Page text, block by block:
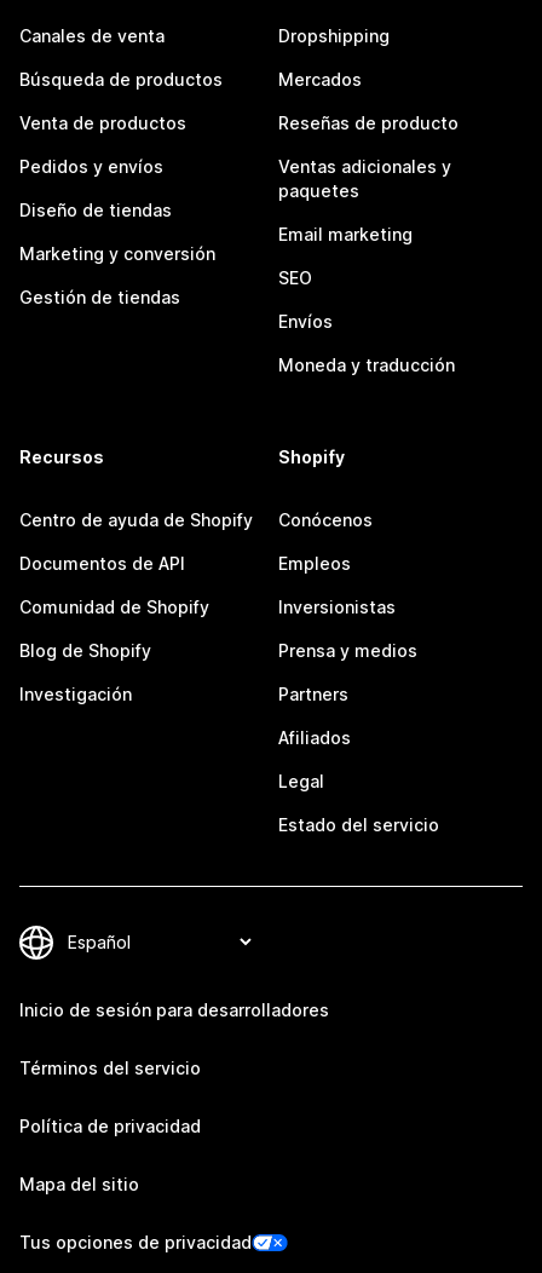
Canales de venta
Búsqueda de productos
Venta de productos
Pedidos y envíos
Diseño de tiendas
Marketing y conversión
Gestión de tiendas
Dropshipping
Mercados
Reseñas de producto
Ventas adicionales y
paquetes
Email marketing
SEO
Envíos
Moneda y traducción
Recursos
Centro de ayuda de Shopify
Documentos de API
Comunidad de Shopify
Blog de Shopify
Investigación
Shopify
Conócenos
Empleos
Inversionistas
Prensa y medios
Partners
Afiliados
Legal
Estado del servicio
Inicio de sesión para desarrolladores
Términos del servicio
Política de privacidad
Mapa del sitio
Tus opciones de privacidad